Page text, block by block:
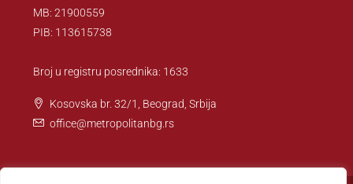
MB: 21900559
PIB: 113615738
Broj u registru posrednika: 1633
Kosovska br. 32/1, Beograd, Srbija
office@metropolitanbg.rs